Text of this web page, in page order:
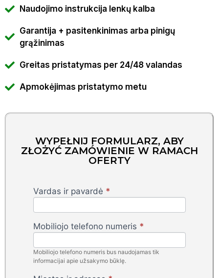
Naudojimo instrukcija lenkų kalba
Garantija + pasitenkinimas arba pinigų
grąžinimas
Greitas pristatymas per 24/48 valandas
Apmokėjimas pristatymo metu
WYPEŁNIJ FORMULARZ, ABY
ZŁOŻYĆ ZAMÓWIENIE W RAMACH
OFERTY
Electric
Rino
Vardas ir pavardė *
Mobiliojo telefono numeris *
Mobiliojo telefono numeris bus naudojamas tik
informacijai apie užsakymo būklę.